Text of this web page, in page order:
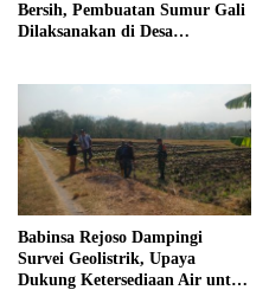
Bersih, Pembuatan Sumur Gali
Dilaksanakan di Desa
Babinsa Rejoso Dampingi
Survei Geolistrik, Upaya
Dukung Ketersediaan Air untuk